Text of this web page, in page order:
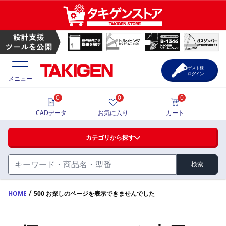
ハンドル・取手・つまみ・周辺機器
FA・A
蝶番・ステー・周辺機器
価格一覧
製品カタログ
メニュー
カテゴリから探す
検索
0
CADデータ
0
お気に入り
0
カート
ゲスト様
ログイン
HOME / 500 お探しのページを表示できませんでした